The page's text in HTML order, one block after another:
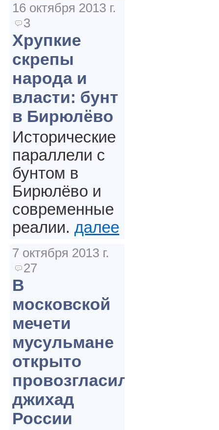
16 октября 2013 г.
3
Хрупкие
скрепы
народа и
власти: бунт
в Бирюлёво
Исторические
параллели с
бунтом в
Бирюлёво и
современные
реалии. далее
7 октября 2013 г.
27
В
московской
мечети
мусульмане
открыто
провозгласили
джихад
России